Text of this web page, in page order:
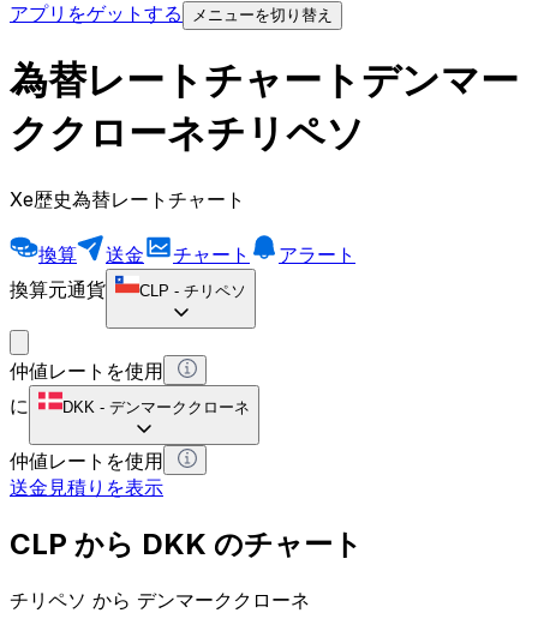
アプリをゲットする
メニューを切り替え
為替レートチャートデンマー
ククローネチリペソ
Xe歴史為替レートチャート
換算 送金 チャート
アラート
換算元通貨
CLP - チリペソ
仲値レートを使用
に
DKK - デンマーククローネ
仲値レートを使用
送金見積りを表示
CLP から DKK のチャート
チリペソ から デンマーククローネ